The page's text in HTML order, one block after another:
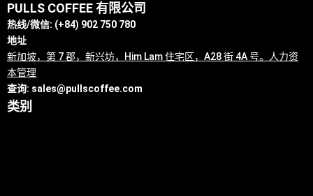
PULLS COFFEE 有限公司
热线/微信: (+84) 902 750 780
地址
新加坡，第 7 郡，新兴坊，Him Lam 住宅区，A28 街 4A 号。人力资
本管理
查询: sales@pullscoffee.com
类别